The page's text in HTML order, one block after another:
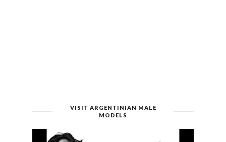
VISIT ARGENTINIAN MALE
MODELS